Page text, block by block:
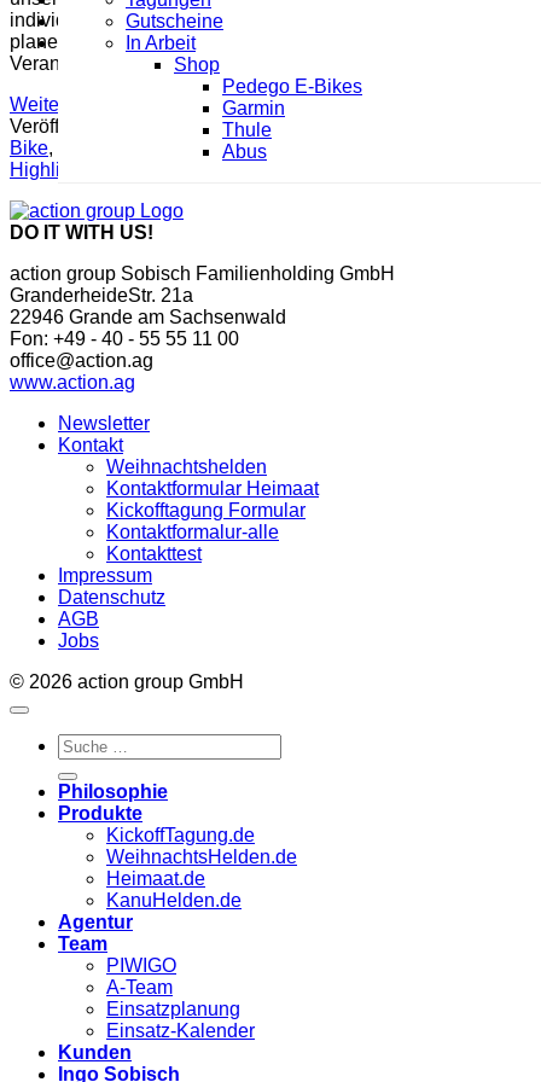
Gutscheine
In Arbeit
Shop
Pedego E-Bikes
Garmin
Thule
Abus
Gutscheine
In Arbeit
Pedego E-Bikes
Garmin
Thule
individuelle Events mit Euren Wunschterminen mit uns
planen. Oder ihr sichert Euch einen Platz bei unserer
Veranstaltung für alle […]
Weiterlesen
Veröffentlicht am
| Markiert
Bike, Erlebniswochenende Hamburg
Highlight
DO IT WITH US!
action group Sobisch Familienholding GmbH
GranderheideStr. 21a
22946 Grande am Sachsenwald
Fon: +49 - 40 - 55 55 11 00
office@action.ag
www.action.ag
Newsletter
Kontakt
Weihnachtshelden
Kontaktformular Heimaat
Kickofftagung Formular
Kontaktformalur-alle
Kontakttest
Impressum
Datenschutz
AGB
Jobs
© 2026 action group GmbH
Philosophie
Produkte
KickoffTagung.de
WeihnachtsHelden.de
Heimaat.de
KanuHelden.de
Agentur
Team
PIWIGO
A-Team
Einsatzplanung
Einsatz-Kalender
Kunden
Ingo Sobisch